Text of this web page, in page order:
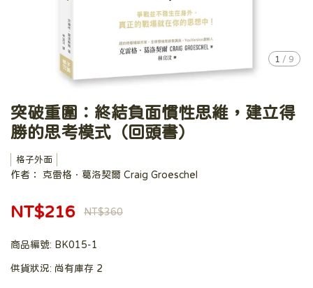
1 / 9
突破重圍：終結負面慣性思維，建立得
勝的思考模式（回頭書）
格子外面
作者： 克雷格．葛洛契爾 Craig Groeschel
NT$216 NT$360
商品編號: BK015-1
供貨狀況: 尚有庫存 2